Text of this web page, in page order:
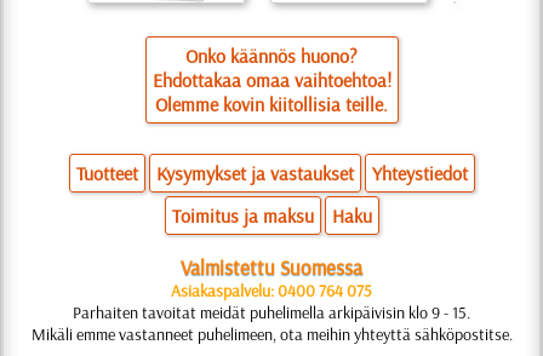
Onko käännös huono?
Ehdottakaa omaa vaihtoehtoa!
Olemme kovin kiitollisia teille.
Tuotteet Kysymykset ja vastaukset
Yhteystiedot
Toimitus ja maksu
Haku
Valmistettu Suomessa
Asiakaspalvelu: 0400 764 075
Parhaiten tavoitat meidät puhelimella arkipäivisin klo 9 - 15.
Mikäli emme vastanneet puhelimeen, ota meihin yhteyttä sähköpostitse.